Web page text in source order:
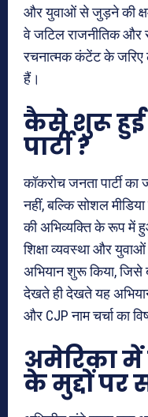
और युवाओं से जुड़ने की
वे जटिल राजनीतिक और
रचनात्मक कंटेंट के जरिए
हैं।
कैसे शुरू हुई
पार्टी ?
कॉकरोच जनता पार्टी
नहीं, बल्कि सोशल
की अभिव्यक्ति के रूप में
शिक्षा व्यवस्था और
अभियान शुरू किया, जिसे
देखते ही देखते यह
और CJP नाम चर्चा का
अमेरिका में
के मुद्दों पर